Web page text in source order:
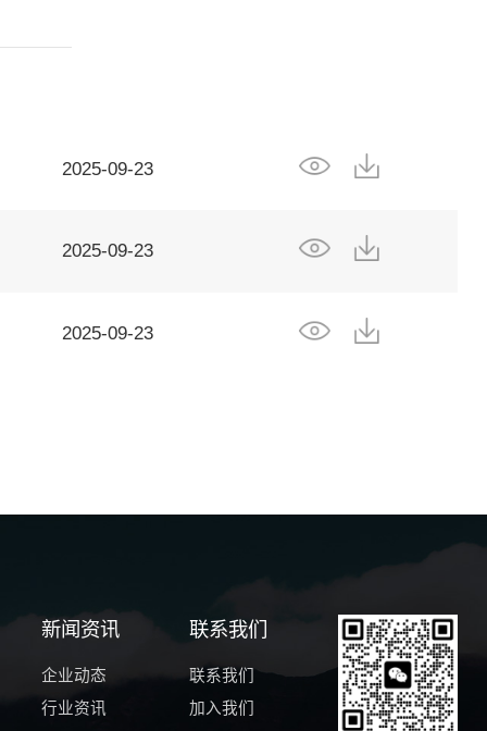
2025-09-23
2025-09-23
2025-09-23
新闻资讯
企业动态
行业资讯
联系我们
联系我们
加入我们